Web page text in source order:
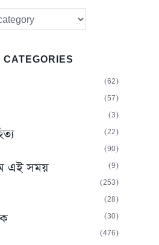
62
57
3
22
90
এই সময় 9
253
28
30
476